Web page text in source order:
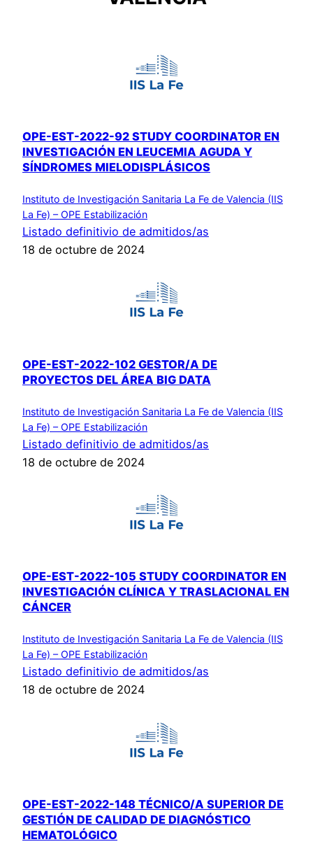
OPE-EST-2022-92 STUDY COORDINATOR EN
INVESTIGACIÓN EN LEUCEMIA AGUDA Y
SÍNDROMES MIELODISPLÁSICOS
Instituto de Investigación Sanitaria La Fe de Valencia (IIS
La Fe) – OPE Estabilización
Listado definitivio de admitidos/as
18 de octubre de 2024
OPE-EST-2022-102 GESTOR/A DE
PROYECTOS DEL ÁREA BIG DATA
Instituto de Investigación Sanitaria La Fe de Valencia (IIS
La Fe) – OPE Estabilización
Listado definitivio de admitidos/as
18 de octubre de 2024
OPE-EST-2022-105 STUDY COORDINATOR EN
INVESTIGACIÓN CLÍNICA Y TRASLACIONAL EN
CÁNCER
Instituto de Investigación Sanitaria La Fe de Valencia (IIS
La Fe) – OPE Estabilización
Listado definitivio de admitidos/as
18 de octubre de 2024
OPE-EST-2022-148 TÉCNICO/A SUPERIOR DE
GESTIÓN DE CALIDAD DE DIAGNÓSTICO
HEMATOLÓGICO